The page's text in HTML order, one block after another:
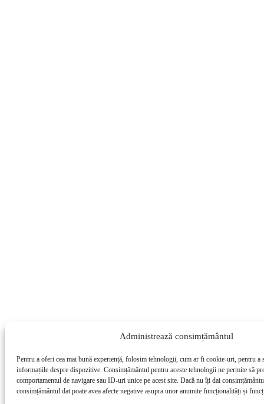
Administrează consimțământul
Pentru a oferi cea mai bună experiență, folosim tehnologii, cum ar fi cookie-uri, pentru a
informațiile despre dispozitive. Consimțământul pentru aceste tehnologii ne permite să
comportamentul de navigare sau ID-uri unice pe acest site. Dacă nu îți dai
consimțământul dat poate avea afecte negative asupra unor anumite funcționalități și